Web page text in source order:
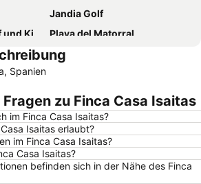
Jandia Golf
Centrum
Playa del Matorral
Faro de Morro Jable
Plaza de las Dunas
Playa de Caleta de Fuste
Butihondo
Stella Canaris Zoo
Park
Playa del Viejo
Spanien
zu Finca Casa Isaitas
im Finca Casa Isaitas?
Isaitas erlaubt?
im Finca Casa Isaitas?
Casa Isaitas?
befinden sich in der Nähe des Finca